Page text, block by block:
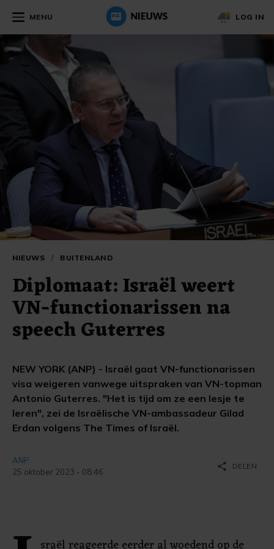
MENU LOG IN
NIEUWS / BUITENLAND
Diplomaat: Israël weert
VN-functionarissen na
speech Guterres
NEW YORK (ANP) - Israël gaat VN-functionarissen
visa weigeren vanwege uitspraken van VN-topman
Antonio Guterres. "Het is tijd om ze een lesje te
leren", zei de Israëlische VN-ambassadeur Gilad
Erdan volgens The Times of Israël.
ANP
25 oktober 2023 - 08:46
share DELEN